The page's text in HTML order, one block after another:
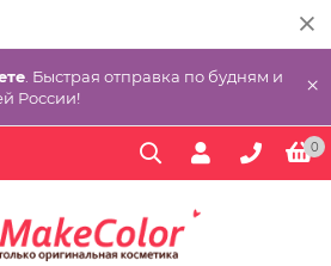
. Быстрая отправка по будням и
России!
×
0